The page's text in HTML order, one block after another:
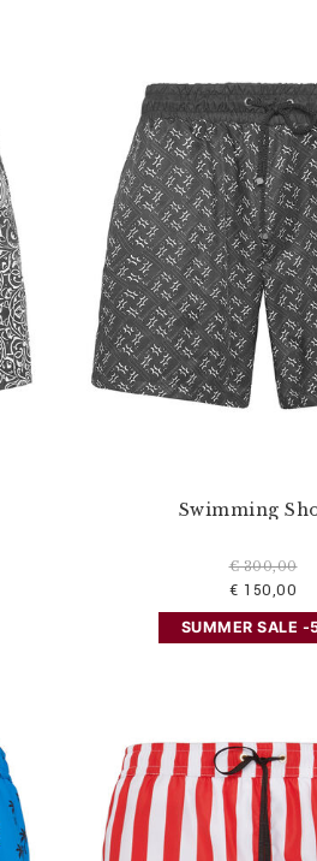
Swimming
€ 300,00
€ 150,00
SUMMER SALE -